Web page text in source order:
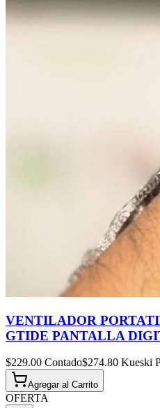
VENTILADOR
GTIDE PANTALLA
$229.00 Contado$274.80 Kueski
Agregar al Carrito
OFERTA